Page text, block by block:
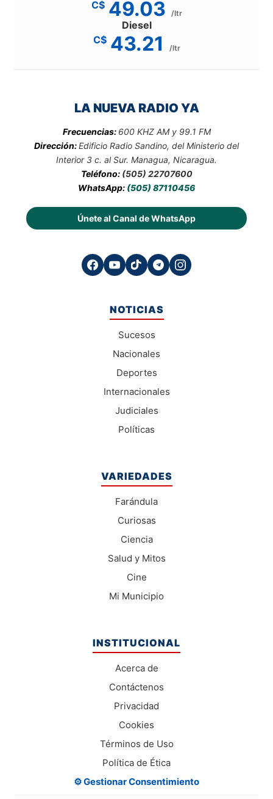
C$ 49.03 /ltr
Diesel
C$ 43.21 /ltr
LA NUEVA RADIO YA
Frecuencias: 600 KHZ AM y 99.1 FM
Dirección:Edificio Radio Sandino, del Ministerio del
Interior 3 c. al Sur. Managua, Nicaragua.
Teléfono: (505) 22707600
WhatsApp: (505) 87110456
Únete al Canal de WhatsApp
NOTICIAS
Sucesos
Nacionales
Deportes
Internacionales
Judiciales
Políticas
VARIEDADES
Farándula
Curiosas
Ciencia
Salud y Mitos
Cine
Mi Municipio
INSTITUCIONAL
Acerca de
Contáctenos
Privacidad
Cookies
Términos de Uso
Política de Ética
⚙️ Gestionar Consentimiento